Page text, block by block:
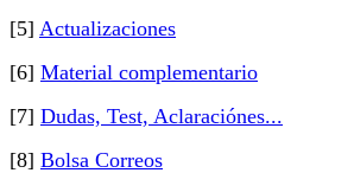
[5] Actualizaciones
[6] Material complementario
[7] Dudas, Test, Aclaraciónes...
[8] Bolsa Correos